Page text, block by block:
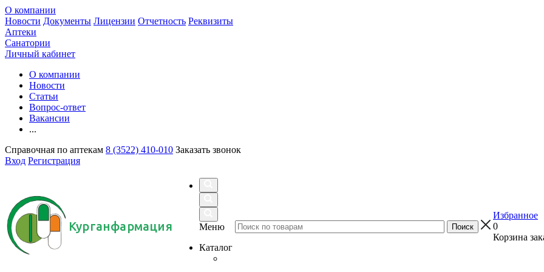
О компании
Новости Документы Лицензии Отчетность Реквизиты
Аптеки
Санатории
Личный кабинет
О компании
Новости
Статьи
Вопрос-ответ
Вакансии
...
Справочная по аптекам 8 (3522) 410-010 Заказать звонок
Вход Регистрация
Курганфармация
Меню
Каталог
Избранное
0
Корзина